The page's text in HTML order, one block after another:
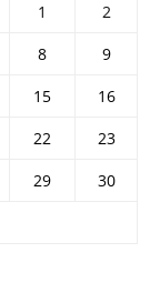
1
2
8
9
15
16
22
23
29
30